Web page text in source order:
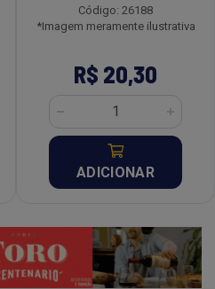
Código: 26188
*Imagem meramente ilustrativa
R$ 20,30
ADICIONAR